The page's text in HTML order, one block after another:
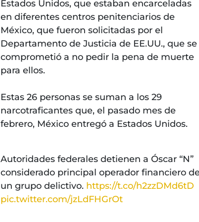
Estados Unidos, que estaban encarceladas
en diferentes centros penitenciarios de
México, que fueron solicitadas por el
Departamento de Justicia de EE.UU., que se
comprometió a no pedir la pena de muerte
para ellos.
Estas 26 personas se suman a los 29
narcotraficantes que, el pasado mes de
febrero, México entregó a Estados Unidos.
Autoridades federales detienen a Óscar “N”
considerado principal operador financiero
un grupo delictivo. https://t.co/h2zzDMd6tD
pic.twitter.com/jzLdFHGrOt